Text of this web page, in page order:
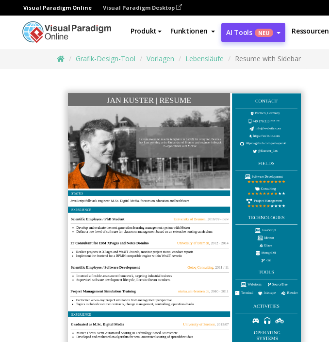
Visual Paradigm Online Visual Paradigm Desktop
Produkt Funktionen AI Tools NEU Ressourcen
Grafik-Design-Tool Vorlagen Lebensläufe Resume with Sidebar